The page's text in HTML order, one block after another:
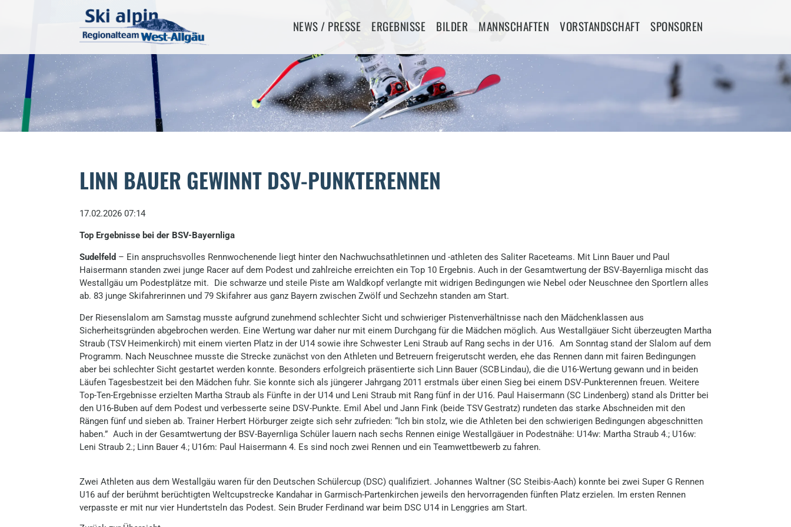
Navigation
überspringen
NEWS / PRESSE ERGEBNISSE BILDER MANNSCHAFTEN VORSTANDSCHAFT SPONSOREN
LINN BAUER GEWINNT DSV-PUNKTERENNEN
17.02.2026 07:14
Top Ergebnisse bei der BSV-Bayernliga
Sudelfeld – Ein anspruchsvolles Rennwochenende liegt hinter den Nachwuchsathletinnen und -athleten des Saliter Raceteams. Mit Linn Bauer und Paul
Haisermann standen zwei junge Racer auf dem Podest und zahlreiche erreichten ein Top 10 Ergebnis. Auch in der Gesamtwertung der BSV-Bayernliga mischt das
Westallgäu um Podestplätze mit. Die schwarze und steile Piste am Waldkopf verlangte mit widrigen Bedingungen wie Nebel oder Neuschnee den Sportlern alles
ab. 83 junge Skifahrerinnen und 79 Skifahrer aus ganz Bayern zwischen Zwölf und Sechzehn standen am Start.
Der Riesenslalom am Samstag musste aufgrund zunehmend schlechter Sicht und schwieriger Pistenverhältnisse nach den Mädchenklassen aus
Sicherheitsgründen abgebrochen werden. Eine Wertung war daher nur mit einem Durchgang für die Mädchen möglich. Aus Westallgäuer Sicht überzeugten Martha
Straub (TSV Heimenkirch) mit einem vierten Platz in der U14 sowie ihre Schwester Leni Straub auf Rang sechs in der U16. Am Sonntag stand der Slalom auf dem
Programm. Nach Neuschnee musste die Strecke zunächst von den Athleten und Betreuern freigerutscht werden, ehe das Rennen dann mit fairen Bedingungen
aber bei schlechter Sicht gestartet werden konnte. Besonders erfolgreich präsentierte sich Linn Bauer (SCB Lindau), die die U16-Wertung gewann und in beiden
Läufen Tagesbestzeit bei den Mädchen fuhr. Sie konnte sich als jüngerer Jahrgang 2011 erstmals über einen Sieg bei einem DSV-Punkterennen freuen. Weitere
Top-Ten-Ergebnisse erzielten Martha Straub als Fünfte in der U14 und Leni Straub mit Rang fünf in der U16. Paul Haisermann (SC Lindenberg) stand als Dritter bei
den U16-Buben auf dem Podest und verbesserte seine DSV-Punkte. Emil Abel und Jann Fink (beide TSV Gestratz) rundeten das starke Abschneiden mit den
Rängen fünf und sieben ab. Trainer Herbert Hörburger zeigte sich sehr zufrieden: “Ich bin stolz, wie die Athleten bei den schwierigen Bedingungen abgeschnitten
haben.” Auch in der Gesamtwertung der BSV-Bayernliga Schüler lauern nach sechs Rennen einige Westallgäuer in Podestnähe: U14w: Martha Straub 4.; U16w:
Leni Straub 2.; Linn Bauer 4.; U16m: Paul Haisermann 4. Es sind noch zwei Rennen und ein Teamwettbewerb zu fahren.
Zwei Athleten aus dem Westallgäu waren für den Deutschen Schülercup (DSC) qualifiziert. Johannes Waltner (SC Steibis-Aach) konnte bei zwei Super G Rennen
U16 auf der berühmt berüchtigten Weltcupstrecke Kandahar in Garmisch-Partenkirchen jeweils den hervorragenden fünften Platz erzielen. Im ersten Rennen
verpasste er mit nur vier Hundertsteln das Podest. Sein Bruder Ferdinand war beim DSC U14 in Lenggries am Start.